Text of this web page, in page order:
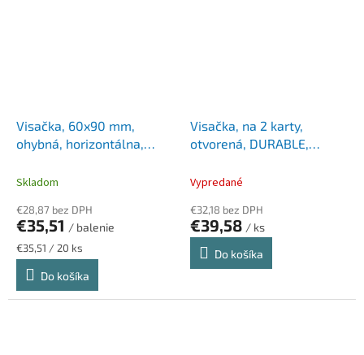
Visačka, 60x90 mm,
ohybná, horizontálna,
Skladom
€28,87 bez DPH
€35,51 / balenie
Jednotková
cena:
€35,51 / 20 ks
Do košíka
Visačka, na 2 karty,
otvorená, DURABLE,
Vypredané
€32,18 bez DPH
€39,58 / ks
Do košíka